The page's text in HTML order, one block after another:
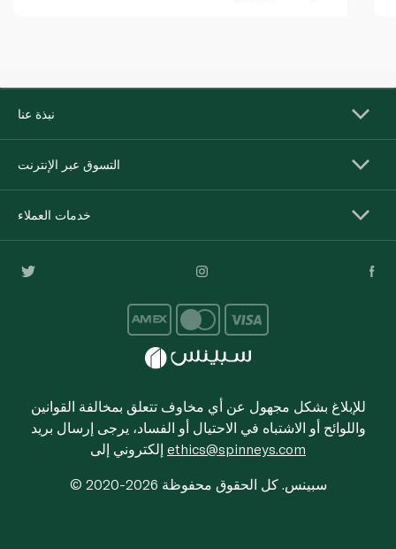
نبذة عنا
التسوق عبر الإنترنت
خدمات العملاء
للإبلاغ بشكل مجهول عن أي مخاوف تتعلق بمخالفة القوانين
واللوائح أو الاشتباه في الاحتيال أو الفساد، يرجى إرسال بريد
ethics@spinneys.com
© 2020-2026 سبينس. كل الحقوق محفوظة